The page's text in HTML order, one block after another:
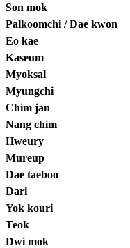
Son mok
Palkoomchi / Dae kwon
Eo kae
Kaseum
Myoksal
Myungchi
Chim jan
Nang chim
Hweury
Mureup
Dae taeboo
Dari
Yok kouri
Teok
Dwi mok